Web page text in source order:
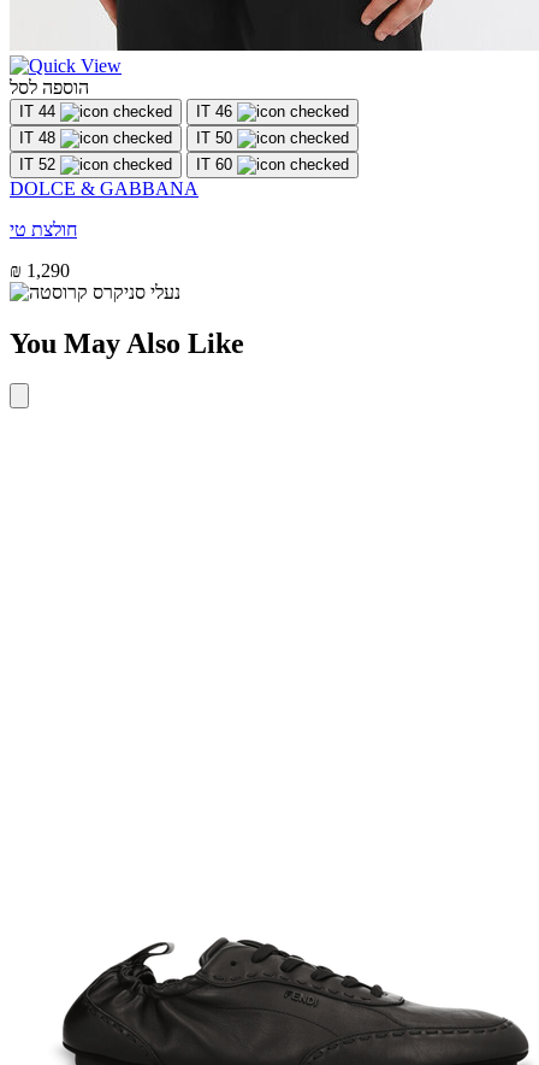
הוספה לסל
IT 44
IT 46
IT 48
IT 50
IT 52
IT 60
DOLCE & GABBANA
חולצת טי
₪ 1,290
You May Also Like